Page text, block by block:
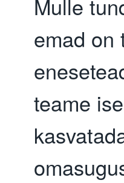
Mulle
emad on
teame